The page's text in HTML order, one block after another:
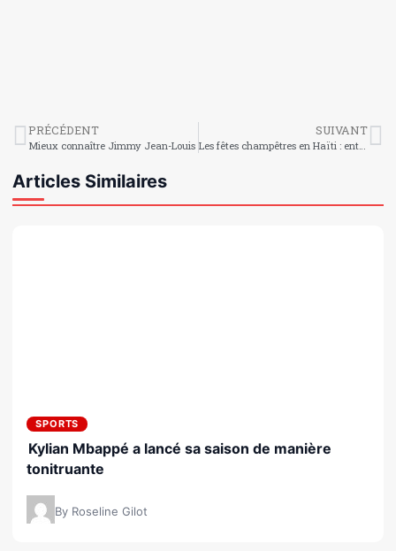
PRÉCÉDENT
Mieux connaître Jimmy Jean-Louis
SUIVANT
Les fêtes champêtres en Haïti : entre traditions, spiritualité et communion populaire
Articles Similaires
SPORTS
Kylian Mbappé a lancé sa saison de manière
tonitruante
By Roseline Gilot